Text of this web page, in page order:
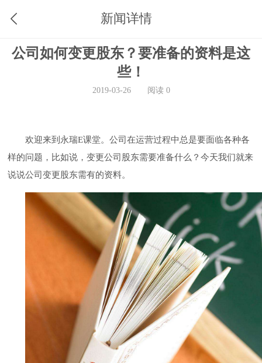
新闻详情
公司如何变更股东？要准备的资料是这
些！
2019-03-26 阅读 0
欢迎来到永瑞E课堂。公司在运营过程中总是要面临各种各
样的问题，比如说，变更公司股东需要准备什么 ？今天我们就来
说说公司变更股东需有的资料。